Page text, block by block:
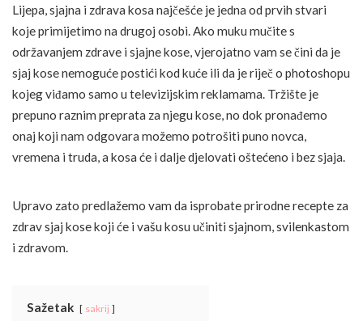
Lijepa, sjajna i zdrava kosa najčešće je jedna od prvih stvari
koje primijetimo na drugoj osobi. Ako muku mučite s
održavanjem zdrave i sjajne kose, vjerojatno vam se čini da je
sjaj kose nemoguće postići kod kuće ili da je riječ o photoshopu
kojeg viđamo samo u televizijskim reklamama. Tržište je
prepuno raznim preprata za njegu kose, no dok pronađemo
onaj koji nam odgovara možemo potrošiti puno novca,
vremena i truda, a kosa će i dalje djelovati oštećeno i bez sjaja.
Upravo zato predlažemo vam da isprobate prirodne recepte za
zdrav sjaj kose koji će i vašu kosu učiniti sjajnom, svilenkastom
i zdravom.
Sažetak sakrij